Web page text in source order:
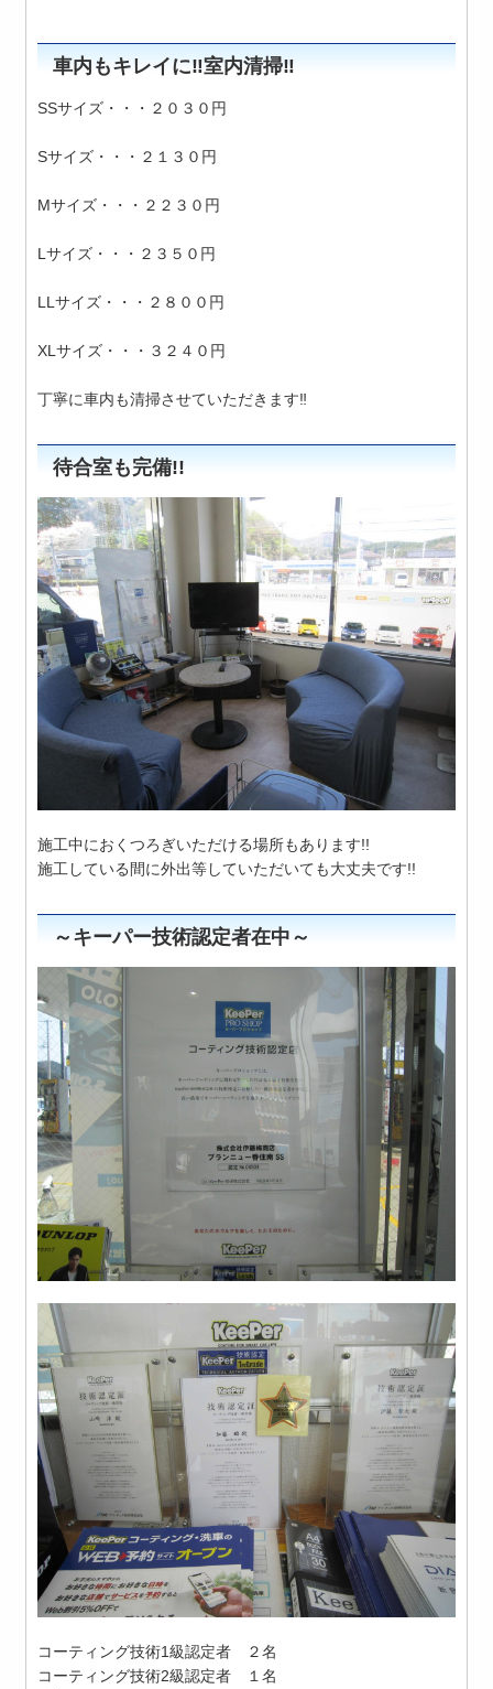
車内もキレイに‼室内清掃‼
SSサイズ・・・２０３０円
Sサイズ・・・２１３０円
Mサイズ・・・２２３０円
Lサイズ・・・２３５０円
LLサイズ・・・２８００円
XLサイズ・・・３２４０円
丁寧に車内も清掃させていただきます‼
待合室も完備!!
施工中におくつろぎいただける場所もあります!!
施工している間に外出等していただいても大丈夫です!!
～キーパー技術認定者在中～
コーティング技術1級認定者 ２名
コーティング技術2級認定者 １名